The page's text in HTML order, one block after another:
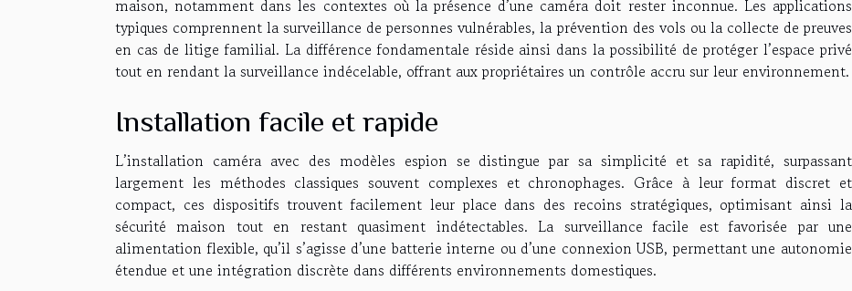
maison, notamment dans les contextes où la présence d’une caméra doit rester inconnue. Les applications
typiques comprennent la surveillance de personnes vulnérables, la prévention des vols ou la collecte de preuves
en cas de litige familial. La différence fondamentale réside ainsi dans la possibilité de protéger l’espace privé
tout en rendant la surveillance indécelable, offrant aux propriétaires un contrôle accru sur leur environnement.
Installation facile et rapide
L’installation caméra avec des modèles espion se distingue par sa simplicité et sa rapidité, surpassant
largement les méthodes classiques souvent complexes et chronophages. Grâce à leur format discret et
compact, ces dispositifs trouvent facilement leur place dans des recoins stratégiques, optimisant ainsi la
sécurité maison tout en restant quasiment indétectables. La surveillance facile est favorisée par une
alimentation flexible, qu’il s’agisse d’une batterie interne ou d’une connexion USB, permettant une autonomie
étendue et une intégration discrète dans différents environnements domestiques.